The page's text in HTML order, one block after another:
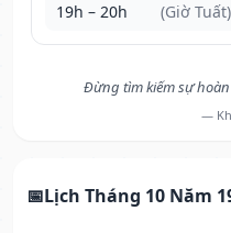
19h – 20h (Giờ Tuất)
Đừng tìm kiếm sự
—
Lịch Tháng 10 Năm